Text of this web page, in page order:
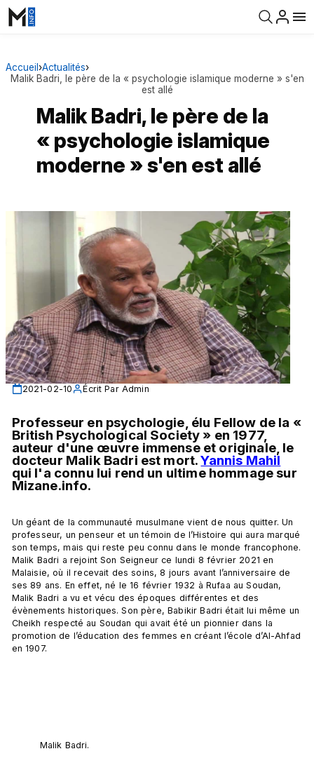
Accueil ›Actualités›
Malik Badri, le père de la « psychologie islamique moderne » s'en
est allé
Malik Badri, le père de la
« psychologie islamique
moderne » s'en est allé
2021-02-10 Écrit Par Admin
Professeur en psychologie, élu Fellow de la «
British Psychological Society » en 1977,
auteur d'une œuvre immense et originale, le
docteur Malik Badri est mort. Yannis Mahil
qui l'a connu lui rend un ultime hommage sur
Mizane.info.
Un géant de la communauté musulmane vient de nous quitter. Un
professeur, un penseur et un témoin de l’Histoire qui aura marqué
son temps, mais qui reste peu connu dans le monde francophone.
Malik Badri a rejoint Son Seigneur ce lundi 8 février 2021 en
Malaisie, où il recevait des soins, 8 jours avant l’anniversaire de
ses 89 ans. En effet, né le 16 février 1932 à Rufaa au Soudan,
Malik Badri a vu et vécu des époques différentes et des
évènements historiques. Son père, Babikir Badri était lui même un
Cheikh respecté au Soudan qui avait été un pionnier dans la
promotion de l’éducation des femmes en créant l’école d’Al-Ahfad
en 1907.
Malik Badri.